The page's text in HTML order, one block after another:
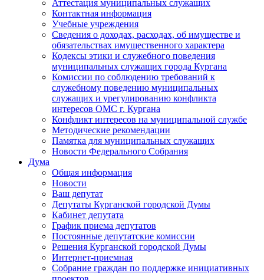
Аттестация муниципальных служащих
Контактная информация
Учебные учреждения
Сведения о доходах, расходах, об имуществе и
обязательствах имущественного характера
Кодексы этики и служебного поведения
муниципальных служащих города Кургана
Комиссии по соблюдению требований к
служебному поведению муниципальных
служащих и урегулированию конфликта
интересов ОМС г. Кургана
Конфликт интересов на муниципальной службе
Методические рекомендации
Памятка для муниципальных служащих
Новости Федерального Cобрания
Дума
Общая информация
Новости
Ваш депутат
Депутаты Курганской городской Думы
Кабинет депутата
График приема депутатов
Постоянные депутатские комиссии
Решения Курганской городской Думы
Интернет-приемная
Собрание граждан по поддержке инициативных